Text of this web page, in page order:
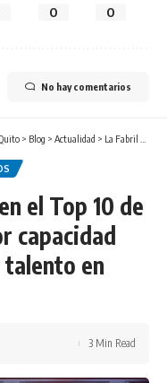
0 0
No hay comentarios
> Blog > Actualidad > La Fabril se consolida en el Top 10 de las empresas con mejor capacidad para atraer y fidelizar talento en Ecuador
el Top 10 de
capacidad
en
3 Min Read